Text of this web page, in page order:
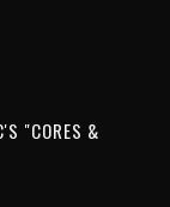
"CORES &